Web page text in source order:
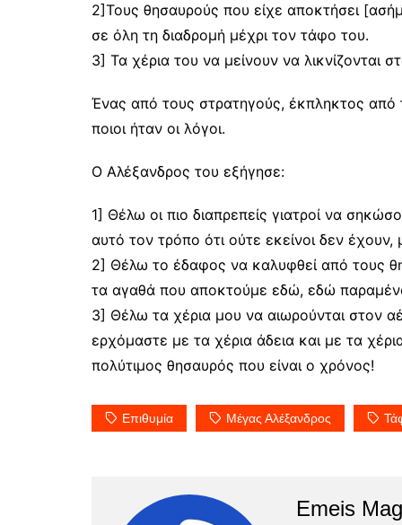
2]Τους θησαυρούς που είχε αποκτήσει
σε όλη τη διαδρομή μέχρι τον τάφο του.
3] Τα χέρια του να μείνουν να
Ένας από τους στρατηγούς, έκπληκτος από
ποιοι ήταν οι λόγοι.
Ο Αλέξανδρος του εξήγησε:
1] Θέλω οι πιο διαπρεπείς γιατροί να
αυτό τον τρόπο ότι ούτε εκείνοι δεν
2] Θέλω το έδαφος να καλυφθεί από τους
τα αγαθά που αποκτούμε εδώ, εδώ
3] Θέλω τα χέρια μου να αιωρούνται στον
ερχόμαστε με τα χέρια άδεια και με τα
πολύτιμος θησαυρός που είναι ο χρόνος!
Επιθυμία Μέγας Αλέξανδρος
Emeis